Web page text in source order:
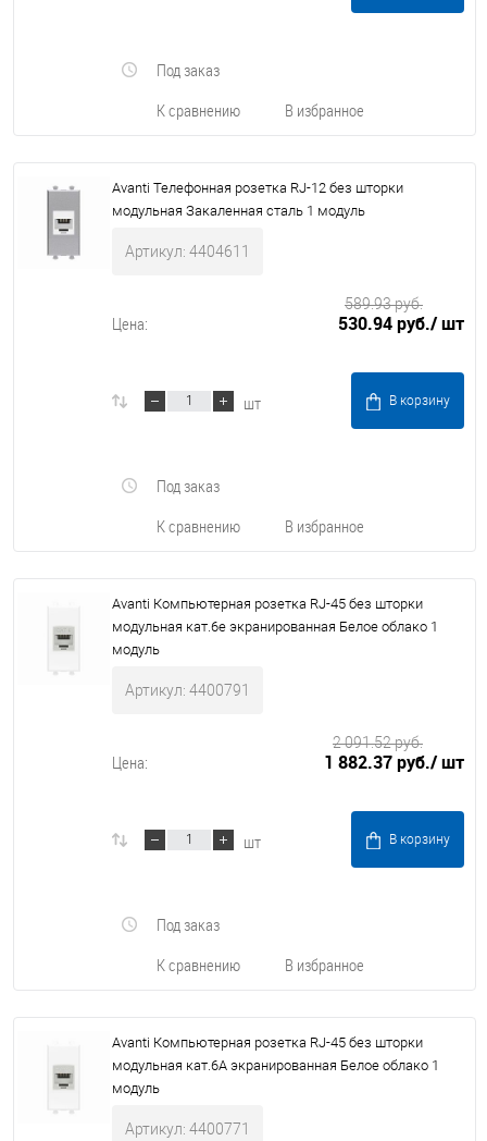
К сравнению В избранное
Под заказ
Avanti Телефонная розетка RJ-12 без шторки
модульная Закаленная сталь 1 модуль
Артикул: 4404611
Цена: 530.94 руб./ шт
589.93 руб.
шт В корзину
К сравнению В избранное
Под заказ
Avanti Компьютерная розетка RJ-45 без шторки
модульная кат.6е экранированная Белое облако 1
модуль
Артикул: 4400791
Цена: 1 882.37 руб./ шт
2 091.52 руб.
шт В корзину
К сравнению В избранное
Под заказ
Avanti Компьютерная розетка RJ-45 без шторки
модульная кат.6A экранированная Белое облако 1
модуль
Артикул: 4400771